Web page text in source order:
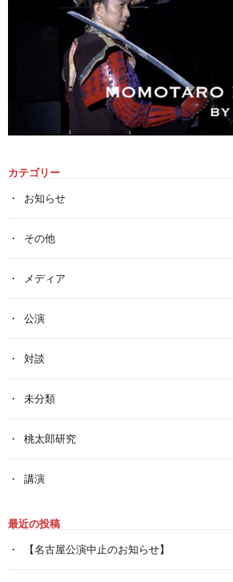
カテゴリー
お知らせ
その他
メディア
公演
対談
未分類
桃太郎研究
講演
最近の投稿
【名古屋公演中止のお知らせ】